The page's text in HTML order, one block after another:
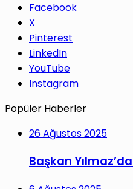
Facebook
X
Pinterest
LinkedIn
YouTube
Instagram
Popüler Haberler
26 Ağustos 2025
Başkan